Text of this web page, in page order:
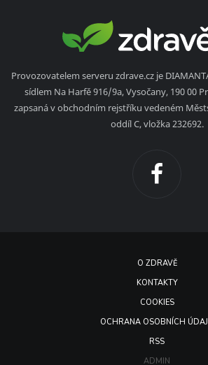
Provozovatelem serveru zdrave.cz je
sídlem Na Harfě 916/9a, Vysočany, 190 00
zapsaná v obchodním rejstříku vedeném
oddíl C, vložka 232692.
O ZDRAVĚ
KONTAKTY
COOKIES
OCHRANA OSOBNÍCH
RSS
ADMIN